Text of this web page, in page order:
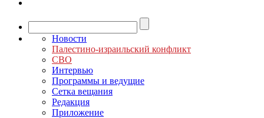
Новости
Палестино-израильский конфликт
СВО
Интервью
Программы и ведущие
Сетка вещания
Редакция
Приложение